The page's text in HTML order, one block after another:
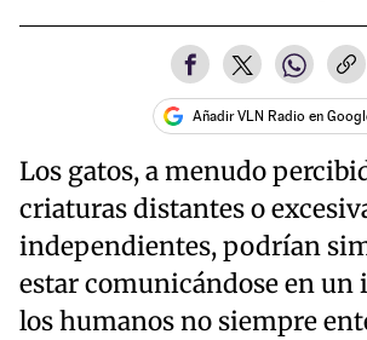
Añadir VLN Radio en
Los gatos, a menudo
criaturas distantes o
independientes, podrían
estar comunicándose en un
los humanos no siempre